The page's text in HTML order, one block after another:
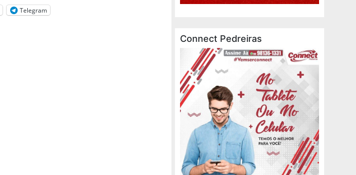
Telegram
Connect Pedreiras